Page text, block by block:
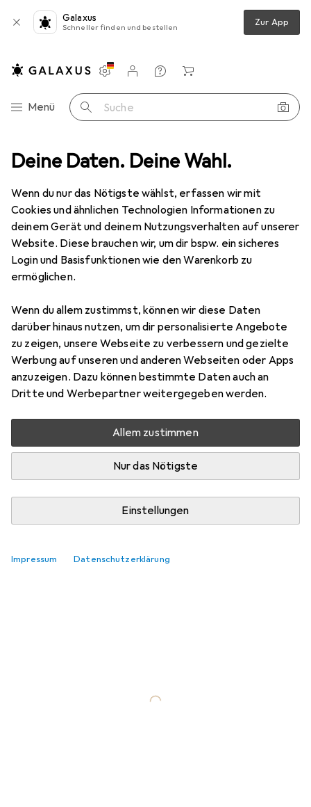
Deine Daten. Deine Wahl.
Wenn du nur das Nötigste wählst, erfassen wir mit
Cookies und ähnlichen Technologien Informationen zu
deinem Gerät und deinem Nutzungsverhalten auf unserer
Website. Diese brauchen wir, um dir bspw. ein sicheres
Login und Basisfunktionen wie den Warenkorb zu
ermöglichen.
Wenn du allem zustimmst, können wir diese Daten
darüber hinaus nutzen, um dir personalisierte Angebote
zu zeigen, unsere Webseite zu verbessern und gezielte
Werbung auf unseren und anderen Webseiten oder Apps
anzuzeigen. Dazu können bestimmte Daten auch an
Dritte und Werbepartner weitergegeben werden.
Allem zustimmen
Nur das Nötigste
Einstellungen
Impressum Datenschutzerklärung
Galaxus
Schneller finden und bestellen Zur App
Navigation nach Kategorien
Menü Suche
Einstellungen
Kundenkonto
Vergleichslisten
Merklisten
Warenkorb
SD Components
Kategorien anzeigen